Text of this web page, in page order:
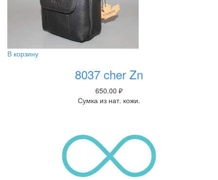
В корзину
8037 cher Zn
650.00 ₽
Сумка из нат. кожи.